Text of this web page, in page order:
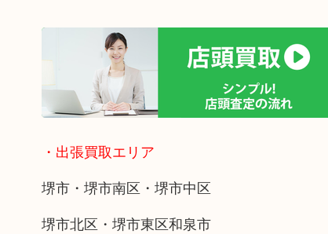
・出張買取エリア
堺市・堺市南区・堺市中区
堺市北区・堺市東区和泉市